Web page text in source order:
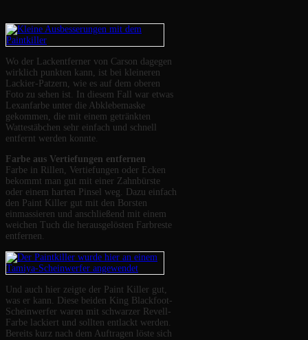
Wo der Lackentferner von Carson dagegen
wirklich punkten kann, ist bei kleineren
Lackier-Patzern, wie es auf dem oberen
Foto zu sehen ist. In diesem Fall war etwas
Lexanfarbe unter die Abklebemaske
gekommen, die mit einem getränkten
Wattestäbchen sehr einfach und schnell
entfernt werden konnte.
Farbe aus Vertiefungen entfernen
Farbe in Rillen, Vertiefungen oder Ecken
bekommt man gut mit einer Zahnbürste
oder einem harten Pinsel weg. Dazu einfach
den Paint Killer gut mit den Borsten
einmassieren und anschließend mit einem
weichen Tuch die herausgelösten Farbreste
entfernen.
Und auch hier zeigte der Paint Killer gut,
was er kann. Diese beiden King Blackfoot-
Scheinwerfer waren mit schwarzer Revell-
Farbe lackiert und sollten entlackt werden.
Bereits kurz nach dem Auftragen löste sich